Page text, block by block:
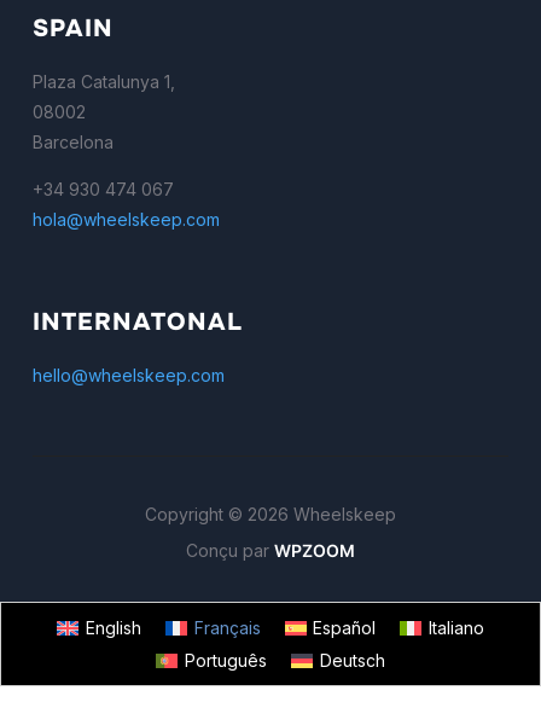
SPAIN
Plaza Catalunya 1,
08002
Barcelona
+34 930 474 067
hola@wheelskeep.com
INTERNATONAL
hello@wheelskeep.com
Copyright © 2026 Wheelskeep
Conçu par WPZOOM
English Français Español
Italiano
Português
Deutsch